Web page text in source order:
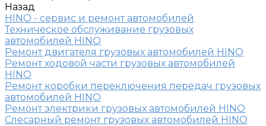
Назад
HINO - сервис и ремонт автомобилей
Техническое обслуживание грузовых
автомобилей HINO
Ремонт двигателя грузовых автомобилей HINO
Ремонт ходовой части грузовых автомобилей
HINO
Ремонт коробки переключения передач грузовых
автомобилей HINO
Ремонт электрики грузовых автомобилей HINO
Слесарный ремонт грузовых автомобилей HINO